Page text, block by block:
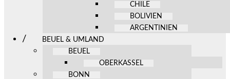
CHILE
BOLIVIEN
ARGENTINIEN
BEUEL & UMLAND
BEUEL
OBERKASSEL
BONN